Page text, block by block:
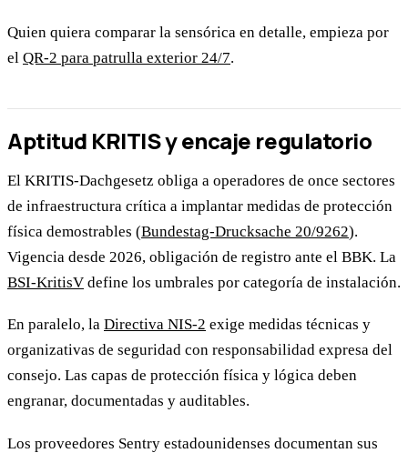
Quien quiera comparar la sensórica en detalle, empieza por
el QR-2 para patrulla exterior 24/7.
Aptitud KRITIS y encaje regulatorio
El KRITIS-Dachgesetz obliga a operadores de once sectores
de infraestructura crítica a implantar medidas de protección
física demostrables (Bundestag-Drucksache 20/9262).
Vigencia desde 2026, obligación de registro ante el BBK. La
BSI-KritisV define los umbrales por categoría de instalación.
En paralelo, la Directiva NIS-2 exige medidas técnicas y
organizativas de seguridad con responsabilidad expresa del
consejo. Las capas de protección física y lógica deben
engranar, documentadas y auditables.
Los proveedores Sentry estadounidenses documentan sus